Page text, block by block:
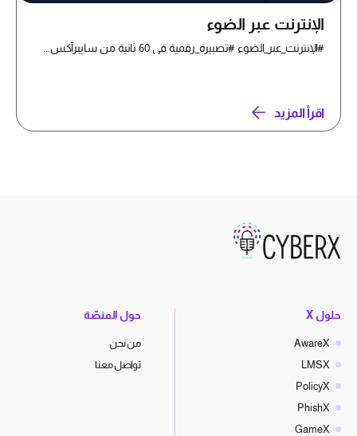
الإنترنت عبر الضوء
#الإنترنت_عبر_الضوء #تصبيرة_رقمية في 60 ثانية من سايبرأكس...
اقرأ المزيد
حلول X
AwareX
LMSX
PolicyX
PhishX
GameX
حول المنصّة
من نحن
تواصل معنا